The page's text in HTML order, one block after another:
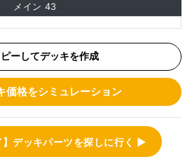
メイン 43
ピーしてデッキを作成
価格をシミュレーション
】デッキパーツを探しに行く ▶